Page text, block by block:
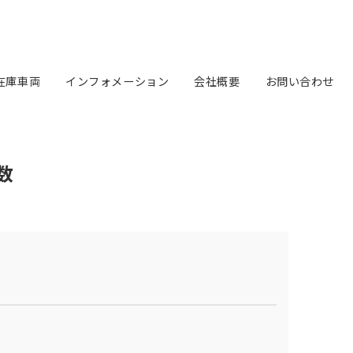
庫車両 インフォメーション 会社概要 お問い合わせ